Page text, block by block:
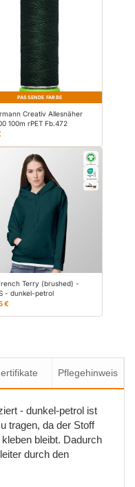
PASSENDE FARBE
Creativ Allesnäher
100m rPET Fb.472
Terry (brushed) -
- dunkel-petrol
€
Pflegehinweis
- dunkel-petrol ist
tragen, da der Stoff
bleibt. Dadurch
durch den